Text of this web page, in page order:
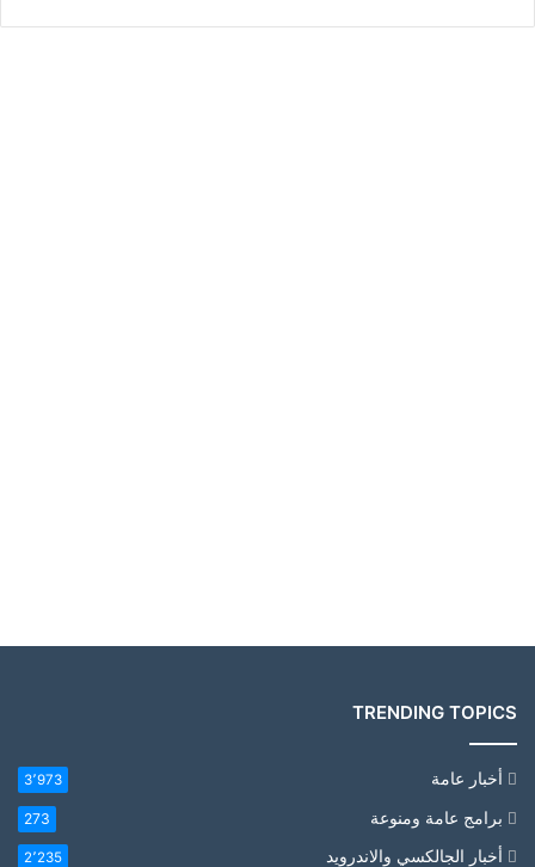
TRENDING TOPICS
أخبار عامة 3٬973
برامج عامة ومنوعة 273
أخبار الجالكسي والاندرويد 2٬235